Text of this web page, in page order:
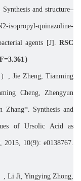
and structure–
isopropyl-quinazoline-
agents [J].RSC
361）
, Jie Zheng, Tianming
Cheng, Zhengyun
Zhang*. Synthesis and
of Ursolic Acid as
, 2015, 10(9): e0138767.
, Li Ji, Yingying Zhong,